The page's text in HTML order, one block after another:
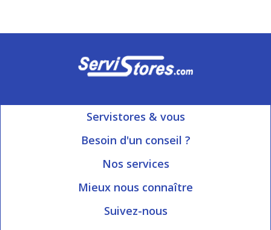
Servistores & vous
Mon compte
Besoin d'un conseil ?
Ouvert du Lundi au Vendredi
Nos services
Informations livraison
Blog Servistores
Mieux nous connaître
Qui sommes-nous?
Suivez-nous